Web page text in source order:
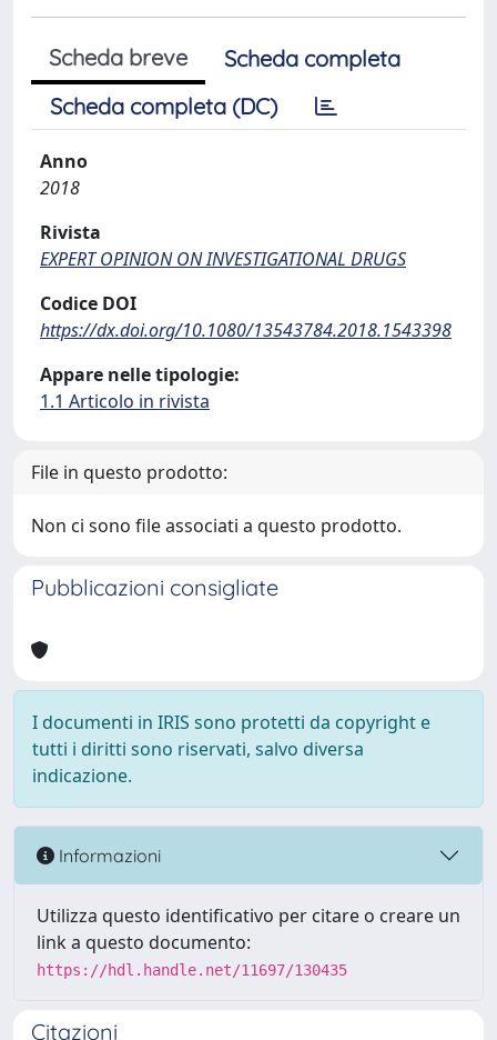
Scheda breve
Scheda completa
Scheda completa (DC)
Anno
2018
Rivista
EXPERT OPINION ON INVESTIGATIONAL DRUGS
Codice DOI
https://dx.doi.org/10.1080/13543784.2018.1543398
Appare nelle tipologie:
1.1 Articolo in rivista
File in questo prodotto:
Non ci sono file associati a questo prodotto.
Pubblicazioni consigliate
I documenti in IRIS sono protetti da copyright e
tutti i diritti sono riservati, salvo diversa
indicazione.
Informazioni
Utilizza questo identificativo per citare o creare un
link a questo documento:
https://hdl.handle.net/11697/130435
Citazioni